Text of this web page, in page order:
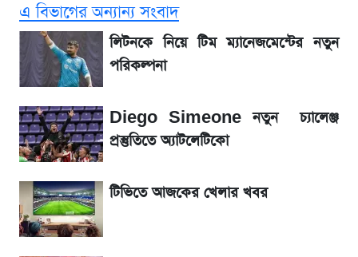
'এমবাপ্পে বাংলাদেশে'—বড় ঘোষণার পর যা জানাল
সরকার
BCB compliance report উঠে এলো
গুরুত্বপূর্ণ সুপারিশ
নবম পে-স্কেল নিয়ে চূড়ান্ত প্রস্তুতি, অপেক্ষা মন্ত্রিসভার
অনুমোদনের
আগামী ৪ দিনের আবহাওয়া নিয়ে বড় সতর্কবার্তা
এ বিভাগের অন্যান্য সংবাদ
লিটনকে নিয়ে টিম ম্যানেজমেন্টের নতুন
পরিকল্পনা
Diego Simeone নতুন চ্যালেঞ্জ
প্রস্তুতিতে অ্যাটলেটিকো
টিভিতে আজকের খেলার খবর